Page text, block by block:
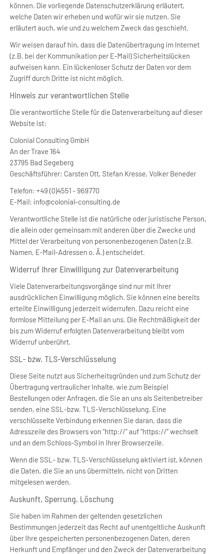
können. Die vorliegende Datenschutzerklärung erläutert,
welche Daten wir erheben und wofür wir sie nutzen. Sie
erläutert auch, wie und zu welchem Zweck das geschieht.
Wir weisen darauf hin, dass die Datenübertragung im Internet
(z.B. bei der Kommunikation per E-Mail) Sicherheitslücken
aufweisen kann. Ein lückenloser Schutz der Daten vor dem
Zugriff durch Dritte ist nicht möglich.
Hinweis zur verantwortlichen Stelle
Die verantwortliche Stelle für die Datenverarbeitung auf dieser
Website ist:
Colonial Consulting GmbH
An der Trave 164
23795 Bad Segeberg
Geschäftsführer: Carsten Ott, Stefan Kresse, Volker Beneder
Telefon: +49 (0)4551 - 969770
E-Mail: info@colonial-consulting.de
Verantwortliche Stelle ist die natürliche oder juristische Person,
die allein oder gemeinsam mit anderen über die Zwecke und
Mittel der Verarbeitung von personenbezogenen Daten (z.B.
Namen, E-Mail-Adressen o. Ä.) entscheidet.
Widerruf Ihrer Einwilligung zur Datenverarbeitung
Viele Datenverarbeitungsvorgänge sind nur mit Ihrer
ausdrücklichen Einwilligung möglich. Sie können eine bereits
erteilte Einwilligung jederzeit widerrufen. Dazu reicht eine
formlose Mitteilung per E-Mail an uns. Die Rechtmäßigkeit der
bis zum Widerruf erfolgten Datenverarbeitung bleibt vom
Widerruf unberührt.
SSL- bzw. TLS-Verschlüsselung
Diese Seite nutzt aus Sicherheitsgründen und zum Schutz der
Übertragung vertraulicher Inhalte, wie zum Beispiel
Bestellungen oder Anfragen, die Sie an uns als Seitenbetreiber
senden, eine SSL-bzw. TLS-Verschlüsselung. Eine
verschlüsselte Verbindung erkennen Sie daran, dass die
Adresszeile des Browsers von “http://” auf “https://” wechselt
und an dem Schloss-Symbol in Ihrer Browserzeile.
Wenn die SSL- bzw. TLS-Verschlüsselung aktiviert ist, können
die Daten, die Sie an uns übermitteln, nicht von Dritten
mitgelesen werden.
Auskunft, Sperrung, Löschung
Sie haben im Rahmen der geltenden gesetzlichen
Bestimmungen jederzeit das Recht auf unentgeltliche Auskunft
über Ihre gespeicherten personenbezogenen Daten, deren
Herkunft und Empfänger und den Zweck der Datenverarbeitung